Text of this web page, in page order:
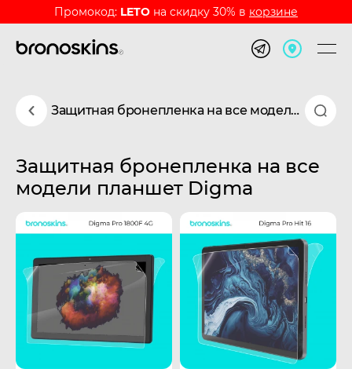
Промокод: LETO на скидку 30% в корзине
Защитная бронепленка на все модели планшет Digma
Защитная бронепленка на все
модели планшет Digma